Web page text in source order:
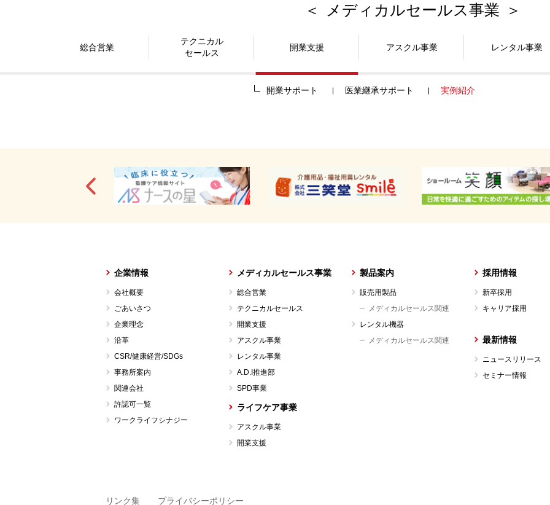
メディカルセールス事業
総合営業
テクニカル
セールス
開業支援
開業サポート 医業継承サポート 実例紹介
アスクル事業 レンタル事業
企業情報
会社概要
ごあいさつ
企業理念
沿革
CSR/健康経営/SDGs
事務所案内
関連会社
許認可一覧
ワークライフシナジー
メディカルセールス事業
総合営業
テクニカルセールス
開業支援
アスクル事業
レンタル事業
A.D.I推進部
SPD事業
ライフケア事業
アスクル事業
開業支援
製品案内
販売用製品
メディカルセールス関連
レンタル機器
メディカルセールス関連
採用情報
新卒採用
キャリア採用
最新情報
ニュースリリース
セミナー情報
リンク集 プライバシーポリシー